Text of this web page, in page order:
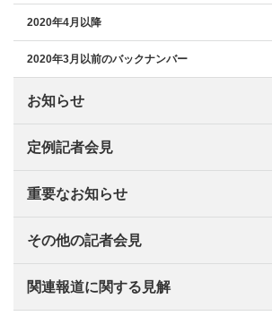
2020年4月以降
2020年3月以前のバックナンバー
お知らせ
定例記者会見
重要なお知らせ
その他の記者会見
関連報道に関する見解